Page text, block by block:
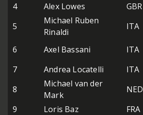
4
Alex Lowes GBR
5
Michael Ruben
Rinaldi
ITA
6 Axel Bassani ITA
7
Andrea Locatelli ITA
8
Michael van der
Mark
NED
9
Loris Baz FRA